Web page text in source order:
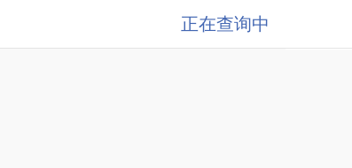
正在查询中